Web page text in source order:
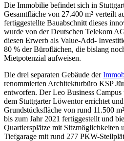
Die Immobilie befindet sich in
Gesamtfläche von 27.400 m² verteilt
fertiggestellte Bauabschnitt dieses
wurde von der Deutschen Telekom
diesen Erwerb als Value-Add-
80 % der Büroflächen, die bislang
Mietpotenzial aufweisen.
Die drei separaten Gebäude der
renommierten Architekturbüro KSP
entworfen. Der Leo Business
dem Stuttgarter Löwentor errichtet
Grundstücksfläche von rund 11.500
bis zum Jahr 2021 fertiggestellt und
Quartiersplätze mit Sitzmöglichkeiten
Tiefgarage mit rund 277 PKW-